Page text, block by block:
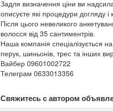
Задля визначення ціни ви
описуєте які процедури догляду
Після цього невеликого
волосся від 35 сантиментрів.
Наша компанія спеціалізується
перук, шиньонів, трес та інших
Вайбер 09601002722
Телеграм 0633013356
Свяжитесь с автором